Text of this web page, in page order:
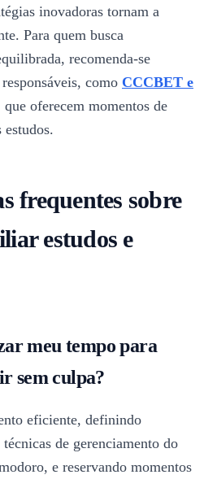
inovadoras tornam a
Para quem busca
recomenda-se
como CCCBET e
que oferecem momentos de
estudos.
frequentes sobre
estudos e
meu tempo para
sem culpa?
eficiente, definindo
de gerenciamento do
e reservando momentos